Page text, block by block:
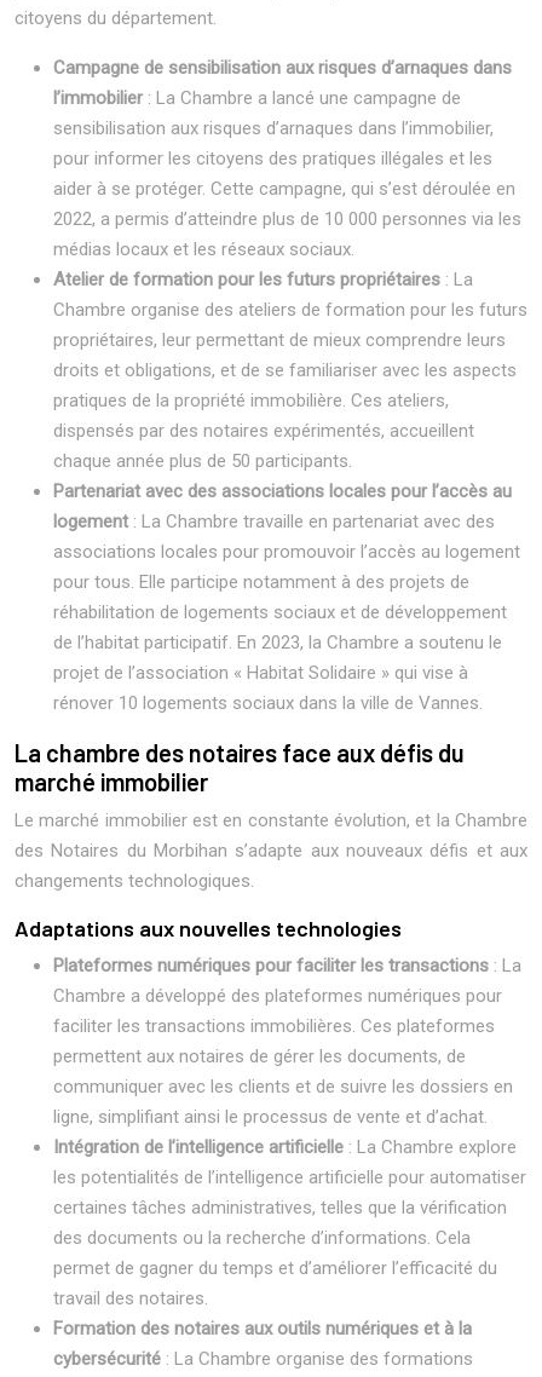
citoyens du département.
Campagne de sensibilisation aux risques d’arnaques dans
l’immobilier : La Chambre a lancé une campagne de
sensibilisation aux risques d’arnaques dans l’immobilier,
pour informer les citoyens des pratiques illégales et les
aider à se protéger. Cette campagne, qui s’est déroulée en
2022, a permis d’atteindre plus de 10 000 personnes via les
médias locaux et les réseaux sociaux.
Atelier de formation pour les futurs propriétaires : La
Chambre organise des ateliers de formation pour les futurs
propriétaires, leur permettant de mieux comprendre leurs
droits et obligations, et de se familiariser avec les aspects
pratiques de la propriété immobilière. Ces ateliers,
dispensés par des notaires expérimentés, accueillent
chaque année plus de 50 participants.
Partenariat avec des associations locales pour l’accès au
logement : La Chambre travaille en partenariat avec des
associations locales pour promouvoir l’accès au logement
pour tous. Elle participe notamment à des projets de
réhabilitation de logements sociaux et de développement
de l’habitat participatif. En 2023, la Chambre a soutenu le
projet de l’association « Habitat Solidaire » qui vise à
rénover 10 logements sociaux dans la ville de Vannes.
La chambre des notaires face aux défis du
marché immobilier
Le marché immobilier est en constante évolution, et la Chambre
des Notaires du Morbihan s’adapte aux nouveaux défis et aux
changements technologiques.
Adaptations aux nouvelles technologies
Plateformes numériques pour faciliter les transactions : La
Chambre a développé des plateformes numériques pour
faciliter les transactions immobilières. Ces plateformes
permettent aux notaires de gérer les documents, de
communiquer avec les clients et de suivre les dossiers en
ligne, simplifiant ainsi le processus de vente et d’achat.
Intégration de l’intelligence artificielle : La Chambre explore
les potentialités de l’intelligence artificielle pour automatiser
certaines tâches administratives, telles que la vérification
des documents ou la recherche d’informations. Cela
permet de gagner du temps et d’améliorer l’efficacité du
travail des notaires.
Formation des notaires aux outils numériques et à la
cybersécurité : La Chambre organise des formations